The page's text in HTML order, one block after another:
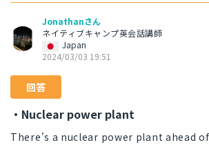
Jonathanさん
ネイティブキャンプ英会話講師
Japan
2024/03/03 19:51
回答
・Nuclear power plant
There's a nuclear power plant ahead